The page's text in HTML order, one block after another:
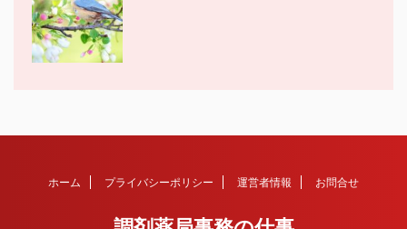
ホーム プライバシーポリシー 運営者情報 お問合せ